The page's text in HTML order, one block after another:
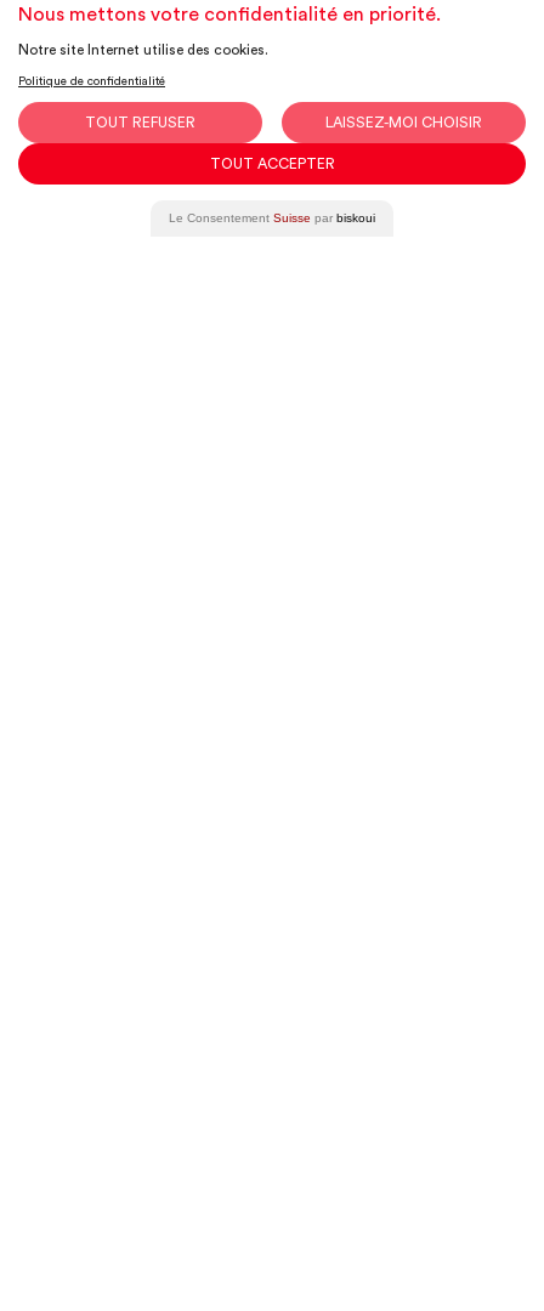
Vous avez un projet ?
Nous serions
ravis d'en
discuter!
Nous mettons votre confidentialité en priorité.
Notre site Internet utilise des cookies.
Politique de confidentialité
TOUT REFUSER LAISSEZ-MOI CHOISIR
TOUT ACCEPTER
Le Consentement Suisse par biskoui